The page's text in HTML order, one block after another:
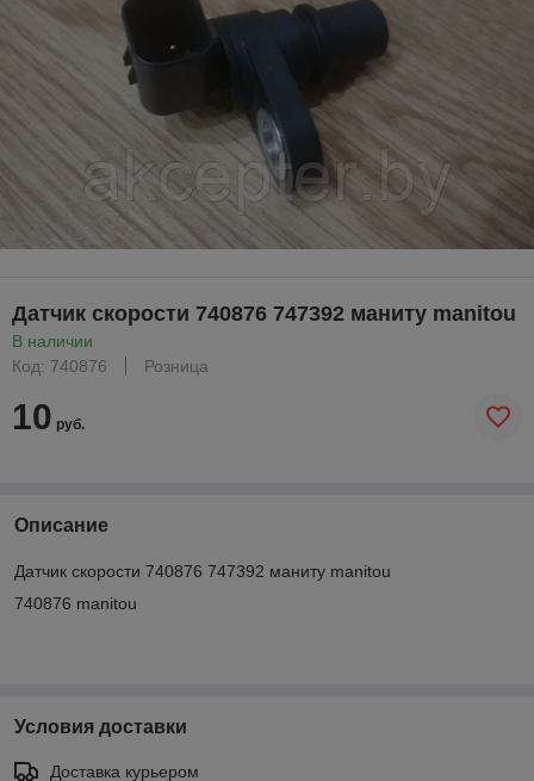
Датчик скорости 740876 747392 маниту manitou
В наличии
Код: 740876
Розница
10 руб.
Описание
Датчик скорости 740876 747392 маниту manitou
740876 manitou
Условия доставки
Доставка курьером